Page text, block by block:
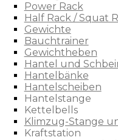
Power Rack
Half Rack / Squat
Gewichte
Bauchtrainer
Gewichtheben
Hantel und
Hantelbänke
Hantelscheiben
Hantelstange
Kettelbells
Klimzug-Stange
Kraftstation